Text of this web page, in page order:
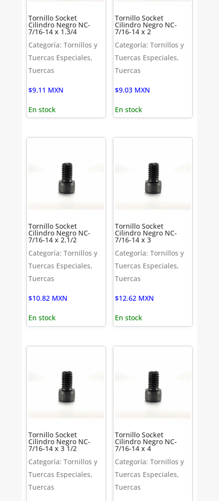
Tornillo Socket
Cilindro Negro NC-
7/16-14 x 1.3/4
Categoría: Tornillos y
Tuercas Especiales,
Tuercas
$9.11 MXN
En stock
Tornillo Socket
Cilindro Negro NC-
7/16-14 x 2
Categoría: Tornillos y
Tuercas Especiales,
Tuercas
$9.03 MXN
En stock
Tornillo Socket
Cilindro Negro NC-
7/16-14 x 2.1/2
Categoría: Tornillos y
Tuercas Especiales,
Tuercas
$10.82 MXN
En stock
Tornillo Socket
Cilindro Negro NC-
7/16-14 x 3
Categoría: Tornillos y
Tuercas Especiales,
Tuercas
$12.62 MXN
En stock
Tornillo Socket
Cilindro Negro NC-
7/16-14 x 3 1/2
Categoría: Tornillos y
Tuercas Especiales,
Tuercas
Tornillo Socket
Cilindro Negro NC-
7/16-14 x 4
Categoría: Tornillos y
Tuercas Especiales,
Tuercas